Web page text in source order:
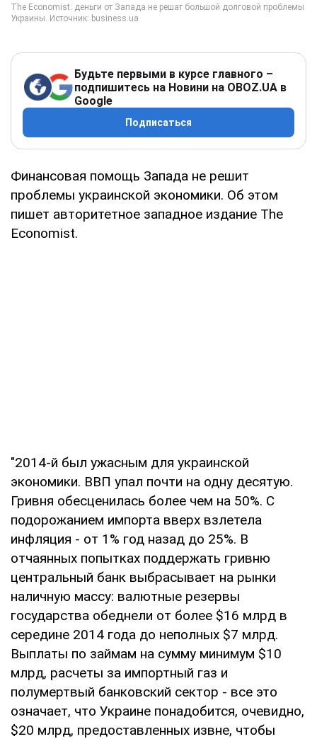
Будьте первыми в курсе главного –
подпишитесь на Новини на OBOZ.UA в
Google
Подписаться
Финансовая помощь Запада не решит
проблемы украинской экономики. Об этом
пишет авторитетное западное издание The
Economist.
"2014-й был ужасным для украинской
экономики. ВВП упал почти на одну десятую.
Гривня обесценилась более чем на 50%. С
подорожанием импорта вверх взлетела
инфляция - от 1% год назад до 25%. В
отчаянных попытках поддержать гривню
центральный банк выбрасывает на рынки
наличную массу: валютные резервы
государства обеднели от более $16 млрд в
середине 2014 года до неполных $7 млрд.
Выплаты по займам на сумму минимум $10
млрд, расчеты за импортный газ и
полумертвый банковский сектор - все это
означает, что Украине понадобится, очевидно,
$20 млрд, предоставленных извне, чтобы